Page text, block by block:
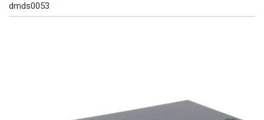
Skærme
dmds0053